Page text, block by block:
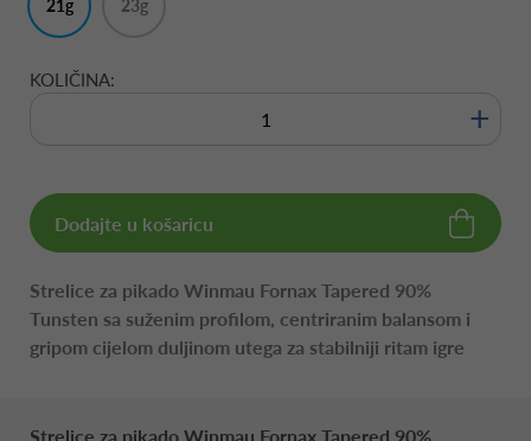
21g 23g
KOLIČINA:
+
Dodajte u košaricu
Strelice za pikado Winmau Fornax Tapered 90%
Tunsten sa suženim profilom, centriranim balansom i
gripom cijelom duljinom utega za stabilniji ritam igre
Strelice za pikado Winmau Fornax Tapered 90%